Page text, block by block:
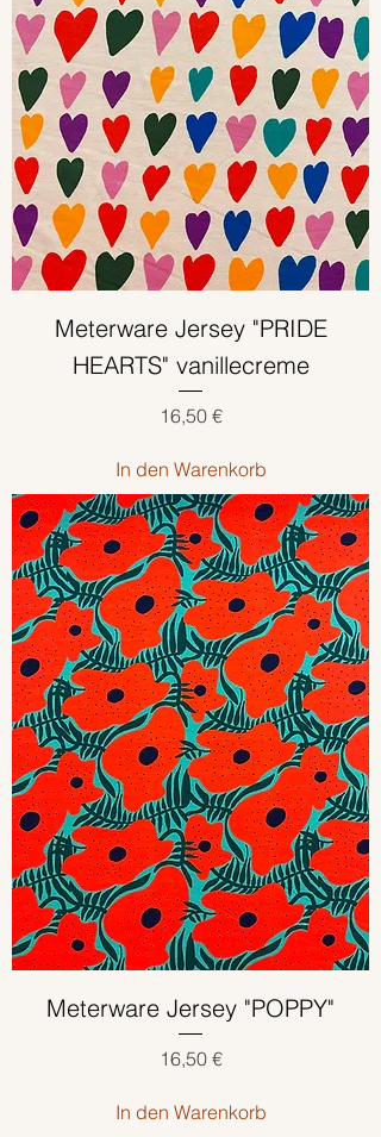
Meterware Jersey "PRIDE
HEARTS" vanillecreme
Preis
16,50 €
In den Warenkorb
Meterware Jersey "POPPY"
Preis
16,50 €
In den Warenkorb